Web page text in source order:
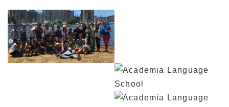
Aplicación
Proceso de solicitud
Política de devoluciones
Formulario de solicitud en línea
Proceso desde la solicitud hasta la